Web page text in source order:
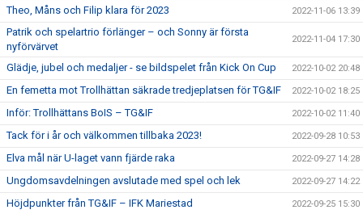
Theo, Måns och Filip klara för 2023 2022-11-06 13:39
Patrik och spelartrio förlänger – och Sonny är första
nyförvärvet
2022-11-04 17:30
Glädje, jubel och medaljer - se bildspelet från Kick On Cup 2022-10-02 20:48
En femetta mot Trollhättan säkrade tredjeplatsen för TG&IF 2022-10-02 18:25
Inför: Trollhättans BoIS – TG&IF 2022-10-02 11:40
Tack för i år och välkommen tillbaka 2023! 2022-09-28 10:53
Elva mål när U-laget vann fjärde raka 2022-09-27 14:28
Ungdomsavdelningen avslutade med spel och lek 2022-09-27 14:22
Höjdpunkter från TG&IF – IFK Mariestad 2022-09-25 15:30